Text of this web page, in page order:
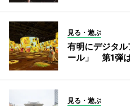
見る・遊ぶ
有明にデジタ
ール」 第1弾
見る・遊ぶ